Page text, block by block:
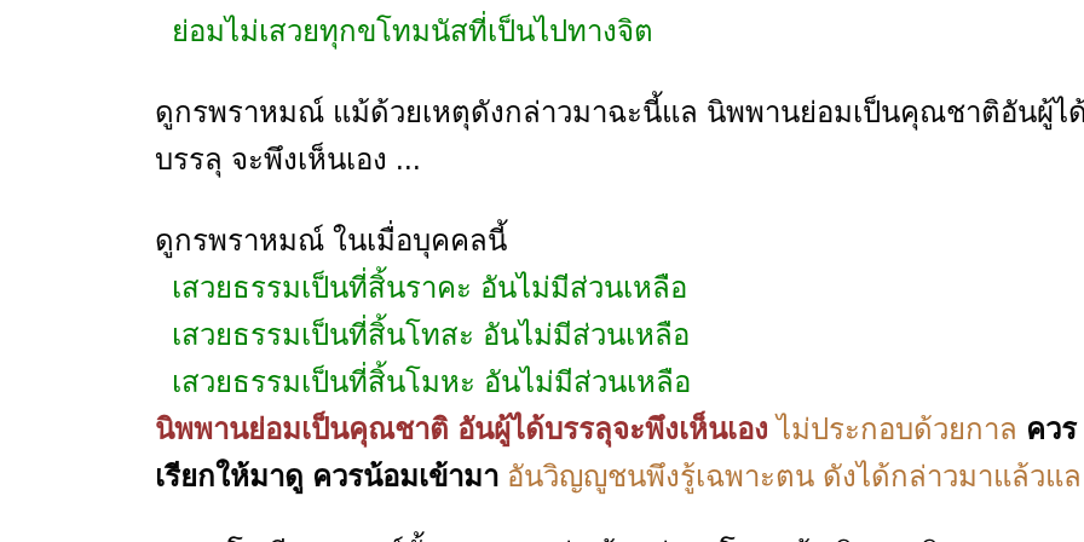
ย่อมไม่เสวยทุกขโทมนัสที่เป็นไปทางจิต
ดูกรพราหมณ์ แม้ด้วยเหตุดังกล่าวมาฉะนี้แล นิพพานย่อมเป็นคุณชาติอันผู้ไ
บรรลุ จะพึงเห็นเอง ...
ดูกรพราหมณ์ ในเมื่อบุคคลนี้
เสวยธรรมเป็นที่สิ้นราคะ อันไม่มีส่วนเหลือ
เสวยธรรมเป็นที่สิ้นโทสะ อันไม่มีส่วนเหลือ
เสวยธรรมเป็นที่สิ้นโมหะ อันไม่มีส่วนเหลือ
นิพพานย่อมเป็นคุณชาติ อันผู้ได้บรรลุจะพึงเห็นเอง ไม่ประกอบด้วยกาล ควร
เรียกให้มาดู ควรน้อมเข้ามา อันวิญญูชนพึงรู้เฉพาะตน ดังได้กล่าวมาแล้วแล